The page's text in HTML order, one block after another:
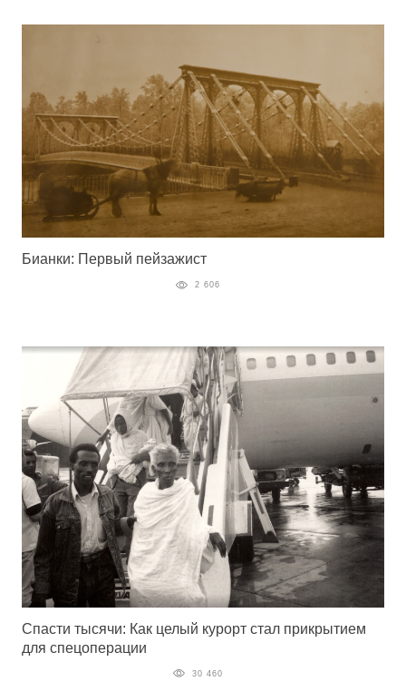
Бианки: Первый пейзажист
2 606
Спасти тысячи: Как целый курорт стал прикрытием
для спецоперации
30 460